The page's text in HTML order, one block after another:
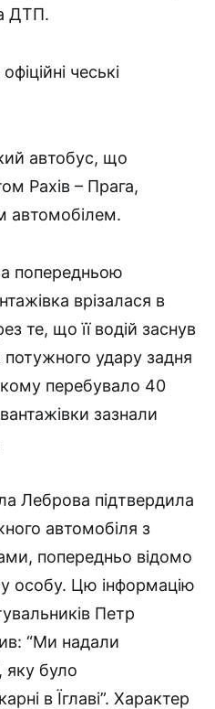
ДТП.
чеські
автобус, що
Рахів – Прага,
автомобілем.
попередньою
врізалася в
те, що її водій заснув
удару задня
перебувало 40
зазнали
Леброва підтвердила
автомобіля з
попередньо відомо
особу. Цю інформацію
Петр
“Ми надали
яку було
в Їглаві”. Характер